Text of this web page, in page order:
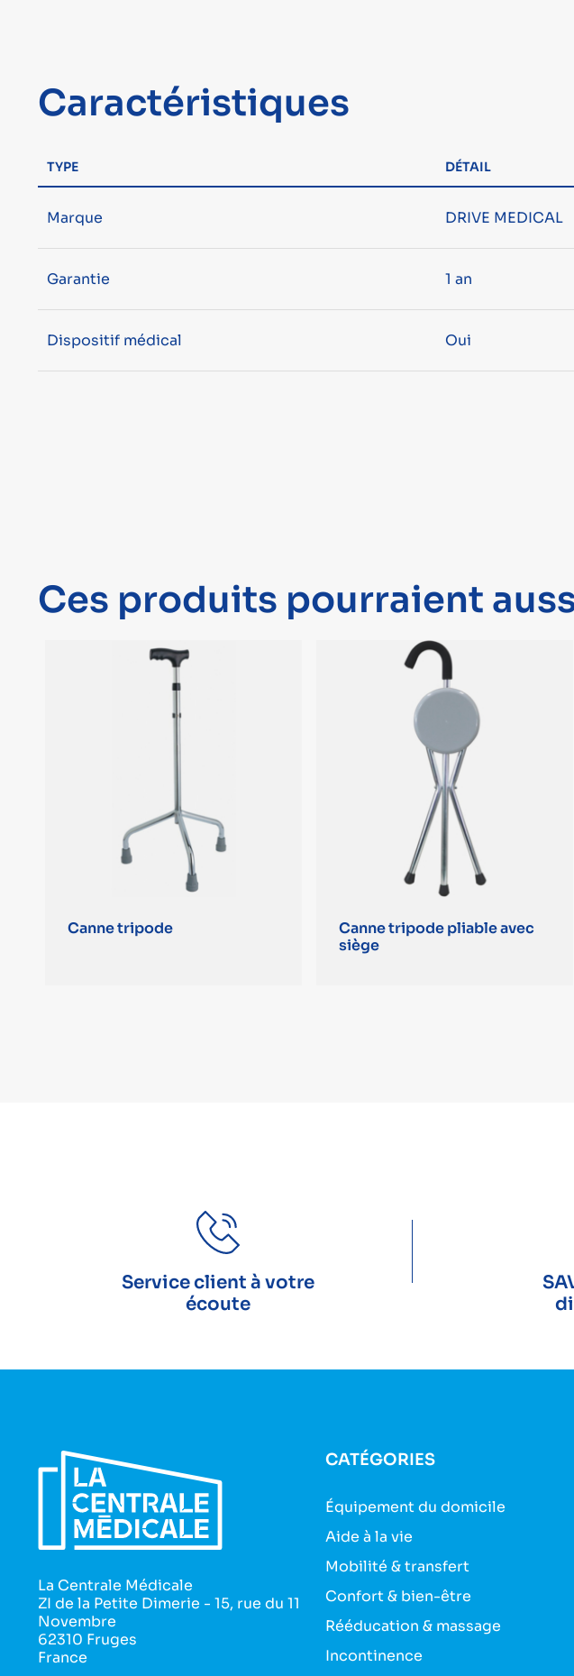
Caractéristiques
TYPE DÉTAIL
Marque DRIVE MEDICAL
Garantie 1 an
Dispositif médical Oui
Ces produits pourraient
Canne tripode
Canne tripode pliable avec
siège
Service client à votre
écoute
La Centrale Médicale
ZI de la Petite Dimerie - 15, rue du 11
Novembre
62310 Fruges
France
CATÉGORIES
Équipement du domicile
Aide à la vie
Mobilité & transfert
Confort & bien-être
Rééducation & massage
Incontinence